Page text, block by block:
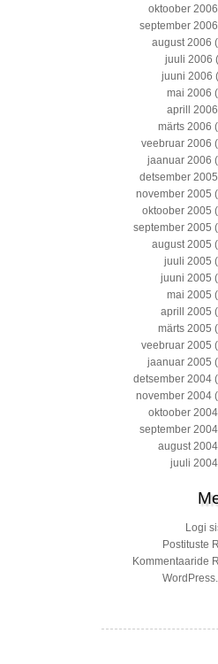
oktoober 2006
september 2006
august 2006
juuli 2006
juuni 2006
mai 2006
aprill 2006
märts 2006
veebruar 2006
jaanuar 2006
detsember 2005
november 2005
oktoober 2005
september 2005
august 2005
juuli 2005
juuni 2005
mai 2005
aprill 2005
märts 2005
veebruar 2005
jaanuar 2005
detsember 2004
november 2004
oktoober 2004
september 2004
august 2004
juuli 2004
Logi
Postituste
Kommentaaride